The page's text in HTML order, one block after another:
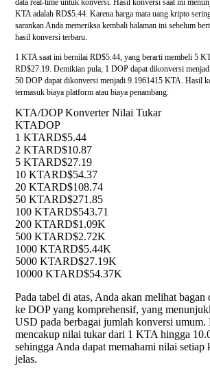
data real-time untuk konversi. Hasil konversi saat ini
KTA adalah RD$5.44. Karena harga mata uang kripto
sarankan Anda memeriksa kembali halaman ini sebelum
hasil konversi terbaru.
1 KTA saat ini bernilai RD$5.44, yang berarti membeli 5
RD$27.19. Demikian pula, 1 DOP dapat dikonversi
50 DOP dapat dikonversi menjadi 9.1961415 KTA. Hasil
termasuk biaya platform atau biaya penambang.
KTA/DOP Konverter Nilai Tukar
KTADOP
1 KTARD$5.44
2 KTARD$10.87
5 KTARD$27.19
10 KTARD$54.37
20 KTARD$108.74
50 KTARD$271.85
100 KTARD$543.71
200 KTARD$1.09K
500 KTARD$2.72K
1000 KTARD$5.44K
5000 KTARD$27.19K
10000 KTARD$54.37K
Pada tabel di atas, Anda akan melihat
ke DOP yang komprehensif, yang
USD pada berbagai jumlah konversi umum.
mencakup nilai tukar dari 1 KTA hingga
sehingga Anda dapat memahami nilai setiap
jelas.